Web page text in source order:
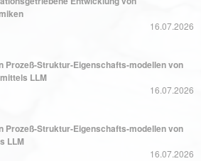
16.07.2026
Prozeß-Struktur-Eigenschafts-modellen von
LLM
16.07.2026
Prozeß-Struktur-Eigenschafts-modellen von
LLM
16.07.2026